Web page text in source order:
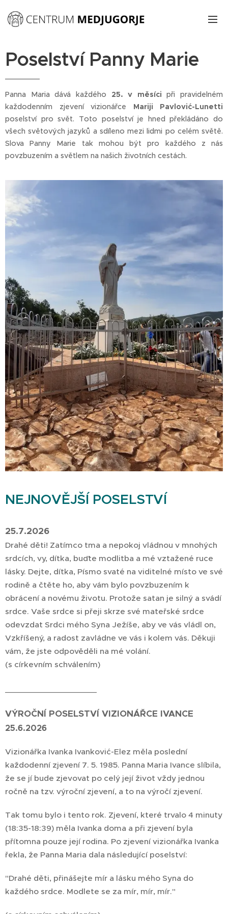
Poselství Panny Marie
Panna Maria dává každého 25. v měsíci při pravidelném
každodenním zjevení vizionářce Mariji Pavlović-Lunetti
poselství pro svět. Toto poselství je hned překládáno do
všech světových jazyků a sdíleno mezi lidmi po celém světě.
Slova Panny Marie tak mohou být pro každého z nás
povzbuzením a světlem na našich životních cestách.
NEJNOVĚJŠÍ POSELSTVÍ
25.7.2026
Drahé děti! Zatímco tma a nepokoj vládnou v mnohých
srdcích, vy, dítka, buďte modlitba a mé vztažené ruce
lásky. Dejte, dítka, Písmo svaté na viditelné místo ve své
rodině a čtěte ho, aby vám bylo povzbuzením k
obrácení a novému životu. Protože satan je silný a svádí
srdce. Vaše srdce si přeji skrze své mateřské srdce
odevzdat Srdci mého Syna Ježíše, aby ve vás vládl on,
Vzkříšený, a radost zavládne ve vás i kolem vás. Děkuji
vám, že jste odpověděli na mé volání.
(s církevním schválením)
VÝROČNÍ POSELSTVÍ VIZIONÁŘCE IVANCE
25.6.2026
Vizionářka Ivanka Ivanković-Elez měla poslední
každodenní zjevení 7. 5. 1985. Panna Maria Ivance slíbila,
že se jí bude zjevovat po celý její život vždy jednou
ročně na tzv. výroční zjevení, a to na výročí zjevení.
Tak tomu bylo i tento rok. Zjevení, které trvalo 4 minuty
(18:35-18:39) měla Ivanka doma a při zjevení byla
přítomna pouze její rodina. Po zjevení vizionářka Ivanka
řekla, že Panna Maria dala následující poselství:
"Drahé děti, přinášejte mír a lásku mého Syna do
každého srdce. Modlete se za mír, mír, mír."